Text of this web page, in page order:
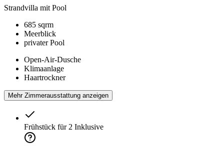
Strandvilla mit Pool
685 sqrm
Meerblick
privater Pool
Open-Air-Dusche
Klimaanlage
Haartrockner
Mehr Zimmerausstattung anzeigen
Frühstück für 2 Inklusive